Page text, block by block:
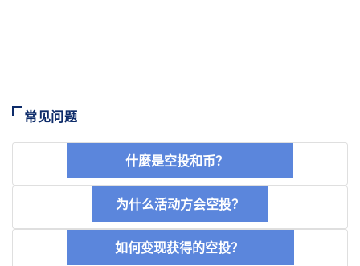
常见问题
什麼是空投和币？
为什么活动方会空投？
如何变现获得的空投？